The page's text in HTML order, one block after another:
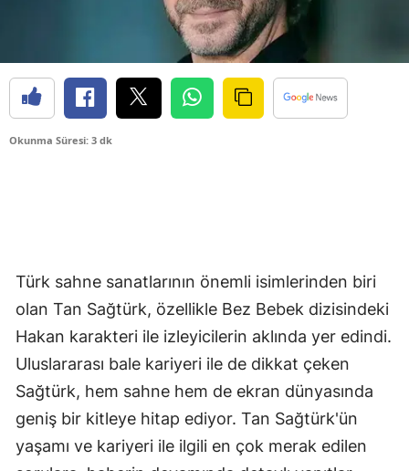
Okunma Süresi: 3 dk
Türk sahne sanatlarının önemli isimlerinden biri
olan Tan Sağtürk, özellikle Bez Bebek dizisindeki
Hakan karakteri ile izleyicilerin aklında yer edindi.
Uluslararası bale kariyeri ile de dikkat çeken
Sağtürk, hem sahne hem de ekran dünyasında
geniş bir kitleye hitap ediyor. Tan Sağtürk'ün
yaşamı ve kariyeri ile ilgili en çok merak edilen